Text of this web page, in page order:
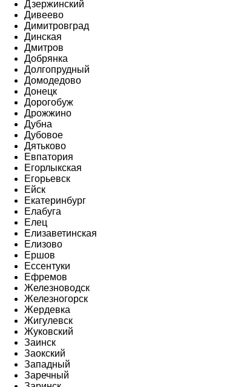
Дзержинский
Дивеево
Димитровград
Динская
Дмитров
Добрянка
Долгопрудный
Домодедово
Донецк
Дорогобуж
Дрожжино
Дубна
Дубовое
Дятьково
Евпатория
Егорлыкская
Егорьевск
Ейск
Екатеринбург
Елабуга
Елец
Елизаветинская
Елизово
Ершов
Ессентуки
Ефремов
Железноводск
Железногорск
Жердевка
Жигулевск
Жуковский
Заинск
Заокский
Западный
Заречный